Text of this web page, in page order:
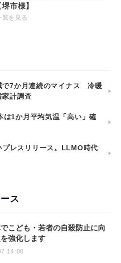
市様】
覧を見る
で7か月連続のマイナス 冷暖
計調査
1か月平均気温「高い」確
プレスリリース。LLMO時代
ス
こども・若者の自殺防止に向
強化します
14:00